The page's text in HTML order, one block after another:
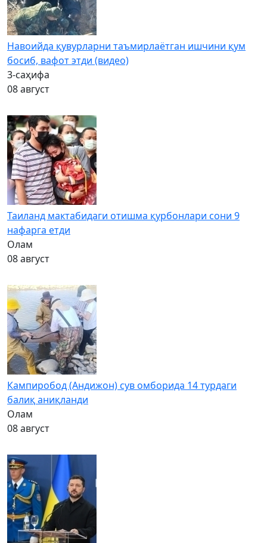
Навоийда қувурларни таъмирлаётган ишчини қум
босиб, вафот этди (видео)
3-саҳифа
08 август
Таиланд мактабидаги отишма қурбонлари сони 9
нафарга етди
Олам
08 август
Кампиробод (Андижон) сув омборида 14 турдаги
балиқ аниқланди
Олам
08 август